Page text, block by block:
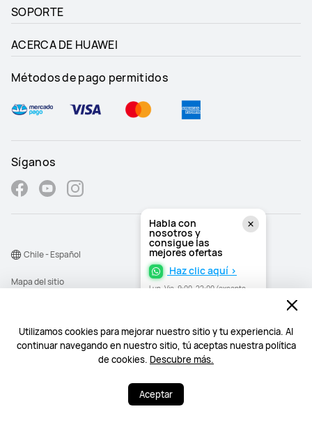
Utilizamos cookies para mejorar nuestro sitio y tu experiencia. Al
continuar navegando en nuestro sitio, tú aceptas nuestra política
de cookies. Descubre más.
Aceptar
Habla con
nosotros y
consigue las
mejores ofertas
Haz clic aquí >
Lun–Vie, 9:00–22:00 (excepto
SOPORTE
ACERCA DE HUAWEI
Métodos de pago permitidos
Síganos
©2026 Huawei Device Co., Ltd. Todos los derechos reservados.
Mapa del sitio
Declaración de privacidad
Chile - Español
¿Necesitas ayuda? Estoy a tu disposición.
¿Necesitas ayuda? Estoy a tu disposición.